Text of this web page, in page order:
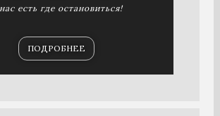
есть где остановиться!
ПОДРОБНЕЕ